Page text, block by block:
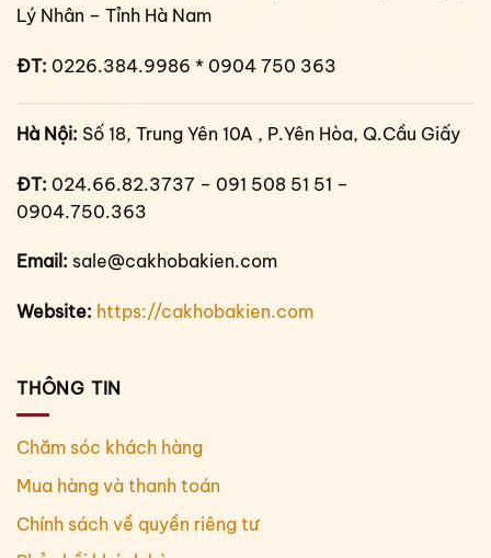
Lý Nhân – Tỉnh Hà Nam
ĐT: 0226.384.9986 * 0904 750 363
Hà Nội: Số 18, Trung Yên 10A , P.Yên Hòa, Q.Cầu Giấy
ĐT: 024.66.82.3737 – 091 508 51 51 –
0904.750.363
Email: sale@cakhobakien.com
Website: https://cakhobakien.com
THÔNG TIN
Chăm sóc khách hàng
Mua hàng và thanh toán
Chính sách về quyền riêng tư